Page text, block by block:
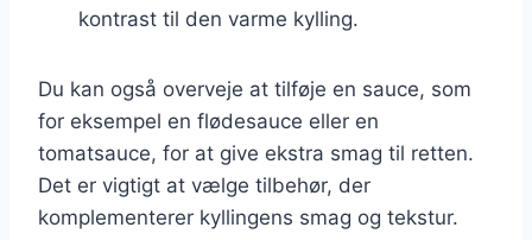
kontrast til den varme kylling.
Du kan også overveje at tilføje en sauce, som
for eksempel en flødesauce eller en
tomatsauce, for at give ekstra smag til retten.
Det er vigtigt at vælge tilbehør, der
komplementerer kyllingens smag og tekstur.